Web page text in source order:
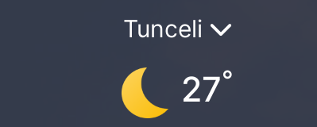
Tunceli
27°